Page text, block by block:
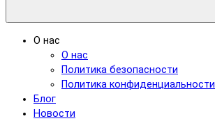
О нас
О нас
Политика безопасности
Политика конфиденциальности
Блог
Новости